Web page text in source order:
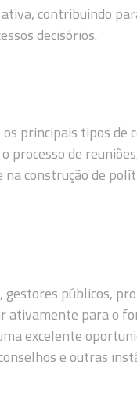
contribuindo
decisórios.
principais tipos de
processo de
construção de
públicos,
ativamente para o
excelente
e outras